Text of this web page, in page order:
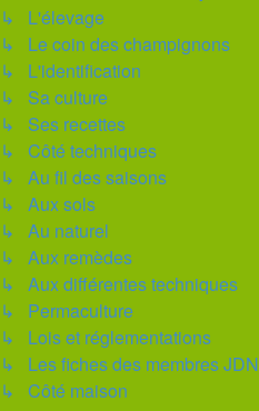
↳ L'élevage
↳ Le coin des champignons
↳ L'identification
↳ Sa culture
↳ Ses recettes
↳ Côté techniques
↳ Au fil des saisons
↳ Aux sols
↳ Au naturel
↳ Aux remèdes
↳ Aux différentes techniques
↳ Permaculture
↳ Lois et réglementations
↳ Les fiches des membres JDN
↳ Côté maison